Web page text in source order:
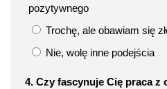
pozytywnego
Trochę, ale obawiam się
Nie, wolę inne podejścia
4. Czy fascynuje Cię praca z